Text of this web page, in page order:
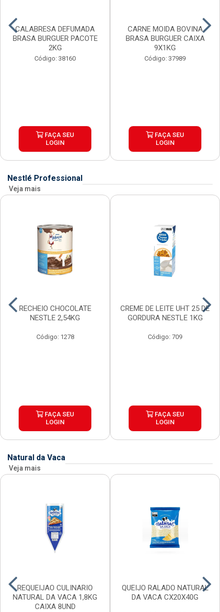
CALABRESA DEFUMADA
BRASA BURGUER PACOTE
2KG
Código: 38160
FAÇA SEU
LOGIN
CARNE MOIDA BOVINA
BRASA BURGUER CAIXA
9X1KG
Código: 37989
FAÇA SEU
LOGIN
Nestlé Professional
Veja mais
RECHEIO CHOCOLATE
NESTLE 2,54KG
Código: 1278
FAÇA SEU
LOGIN
CREME DE LEITE UHT 25 DE
GORDURA NESTLE 1KG
Código: 709
FAÇA SEU
LOGIN
Natural da Vaca
Veja mais
REQUEIJAO CULINARIO
NATURAL DA VACA 1,8KG
CAIXA 8UND
QUEIJO RALADO NATURAL
DA VACA CX20X40G